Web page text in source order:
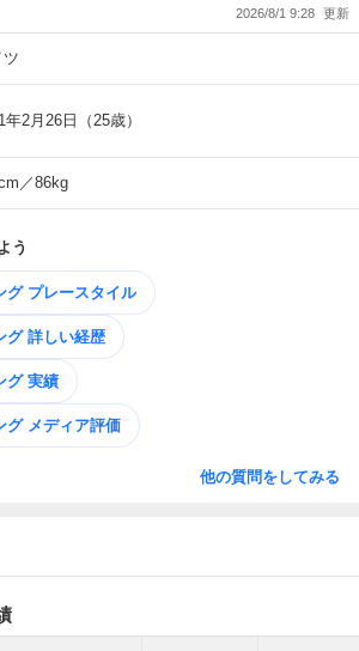
2026/8/1 9:28
ツ
年2月26日（25歳）
／86kg
う
グ プレースタイル
グ 詳しい経歴
グ 実績
グ メディア評価
他の質問をしてみる